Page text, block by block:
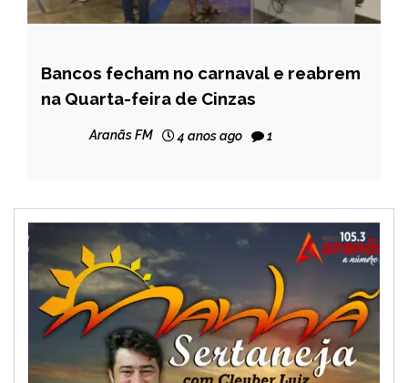
BRASIL
NOTÍCIAS
Bancos fecham no carnaval e reabrem
na Quarta-feira de Cinzas
Aranãs FM 4 anos ago 1